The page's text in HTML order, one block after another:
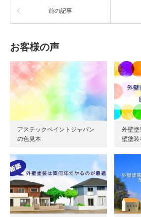
前の記事
お客様の声
アステックペイントジャパン
の色見本
外壁塗
壁塗装